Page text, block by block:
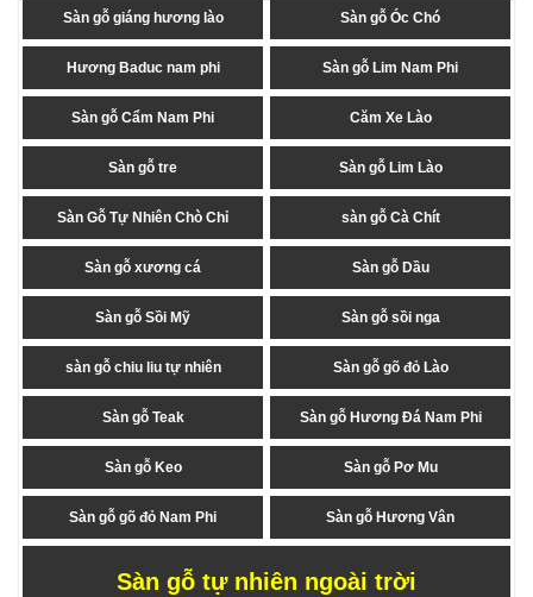
Sàn gỗ giáng hương lào Sàn gỗ Óc Chó
Hương Baduc nam phi Sàn gỗ Lim Nam Phi
Sàn gỗ Cẩm Nam Phi Căm Xe Lào
Sàn gỗ tre Sàn gỗ Lim Lào
Sàn Gỗ Tự Nhiên Chò Chỉ sàn gỗ Cà Chít
Sàn gỗ xương cá Sàn gỗ Dầu
Sàn gỗ Sồi Mỹ Sàn gỗ sồi nga
sàn gỗ chiu liu tự nhiên Sàn gỗ gõ đỏ Lào
Sàn gỗ Teak Sàn gỗ Hương Đá Nam Phi
Sàn gỗ Keo Sàn gỗ Pơ Mu
Sàn gỗ gõ đỏ Nam Phi Sàn gỗ Hương Vân
Sàn gỗ tự nhiên ngoài trời